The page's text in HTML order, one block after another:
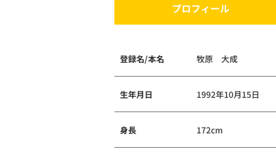
プロフィール
登録名/本名 牧原 大成
生年月日 1992年10月15日
身長 172cm